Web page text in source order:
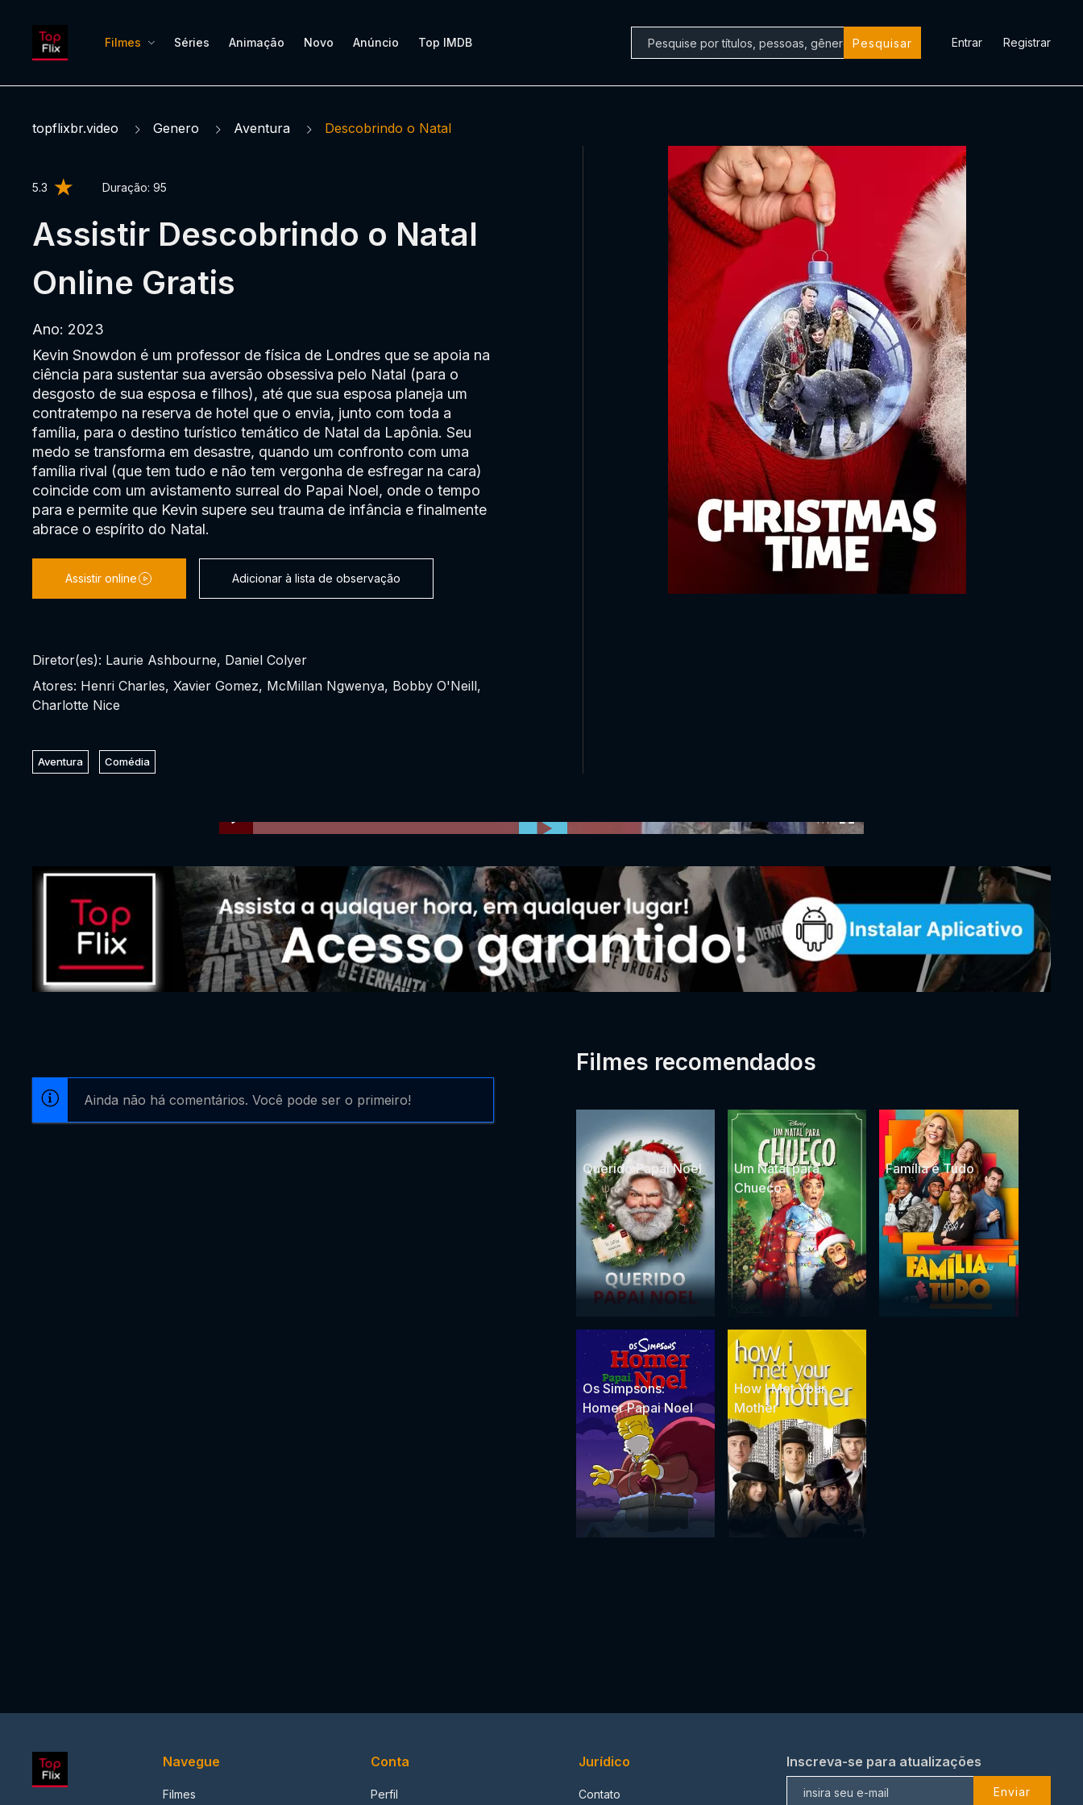
Filmes Séries Animação Novo Anúncio Top IMDB Pesquisar Entrar Registrar
topflixbr.video Genero Aventura Descobrindo o Natal
5.3 Duração: 95
Assistir Descobrindo o Natal
Online Gratis
Ano: 2023
Kevin Snowdon é um professor de física de Londres que se apoia na
ciência para sustentar sua aversão obsessiva pelo Natal (para o
desgosto de sua esposa e filhos), até que sua esposa planeja um
contratempo na reserva de hotel que o envia, junto com toda a
família, para o destino turístico temático de Natal da Lapônia. Seu
medo se transforma em desastre, quando um confronto com uma
família rival (que tem tudo e não tem vergonha de esfregar na cara)
coincide com um avistamento surreal do Papai Noel, onde o tempo
para e permite que Kevin supere seu trauma de infância e finalmente
abrace o espírito do Natal.
Assistir online Adicionar à lista de observação
Diretor(es): Laurie Ashbourne, Daniel Colyer
Atores: Henri Charles, Xavier Gomez, McMillan Ngwenya, Bobby O'Neill,
Charlotte Nice
Aventura Comédia
Ainda não há comentários. Você pode ser o primeiro!
Filmes recomendados
Querido Papai Noel
Um Natal para
Chueco
Família é Tudo
Os Simpsons:
Homer Papai Noel
How I Met Your
Mother
Navegue
Filmes
Conta
Perfil
Jurídico
Contato
Inscreva-se para atualizações
Enviar